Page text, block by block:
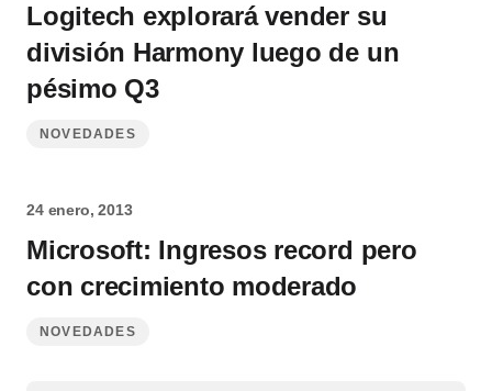
Logitech explorará vender su
división Harmony luego de un
pésimo Q3
NOVEDADES
24 enero, 2013
Microsoft: Ingresos record pero
con crecimiento moderado
NOVEDADES